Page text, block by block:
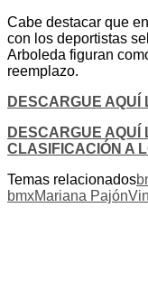
Cabe destacar que
con los deportistas
Arboleda figuran
reemplazo.
DESCARGUE AQUÍ
DESCARGUE AQUÍ
CLASIFICACIÓN A
Temas relacionados
bmxMariana Pajón